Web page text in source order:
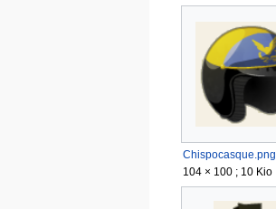
Chispocasque.png
104 × 100 ; 10 Kio